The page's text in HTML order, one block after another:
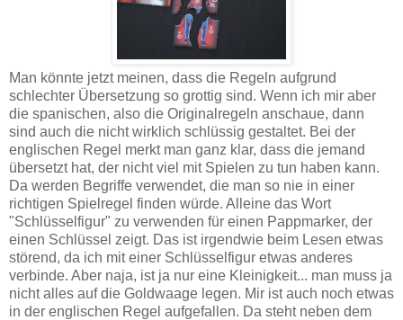
Man könnte jetzt meinen, dass die Regeln aufgrund
schlechter Übersetzung so grottig sind. Wenn ich mir aber
die spanischen, also die Originalregeln anschaue, dann
sind auch die nicht wirklich schlüssig gestaltet. Bei der
englischen Regel merkt man ganz klar, dass die jemand
übersetzt hat, der nicht viel mit Spielen zu tun haben kann.
Da werden Begriffe verwendet, die man so nie in einer
richtigen Spielregel finden würde. Alleine das Wort
"Schlüsselfigur" zu verwenden für einen Pappmarker, der
einen Schlüssel zeigt. Das ist irgendwie beim Lesen etwas
störend, da ich mit einer Schlüsselfigur etwas anderes
verbinde. Aber naja, ist ja nur eine Kleinigkeit... man muss ja
nicht alles auf die Goldwaage legen. Mir ist auch noch etwas
in der englischen Regel aufgefallen. Da steht neben dem